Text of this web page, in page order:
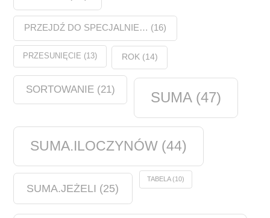
PRZEJDŹ DO SPECJALNIE… (16)
PRZESUNIĘCIE (13) ROK(14)
SORTOWANIE(21) SUMA(47)
SUMA.ILOCZYNÓW (44)
SUMA.JEŻELI (25)
TABELA(10)